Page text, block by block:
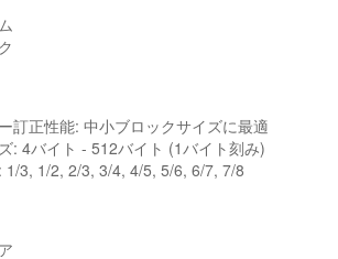
訂正性能: 中小ブロックサイズに最適
: 4バイト - 512バイト (1バイト刻み)
1/3, 1/2, 2/3, 3/4, 4/5, 5/6, 6/7, 7/8